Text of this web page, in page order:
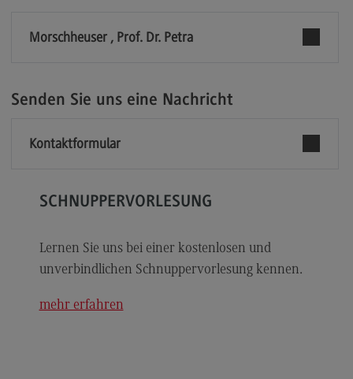
Berufsperspektiven
Digital Business Management
Digitalisierung in der Sozialen Arbeit
Digitalisierung in der Sozialen Arbeit
Modulangebot
Morschheuser , Prof. Dr. Petra
Senden Sie uns eine Nachricht
Kontaktformular
SCHNUPPERVORLESUNG
Lernen Sie uns bei einer kostenlosen und
unverbindlichen Schnuppervorlesung kennen.
mehr erfahren